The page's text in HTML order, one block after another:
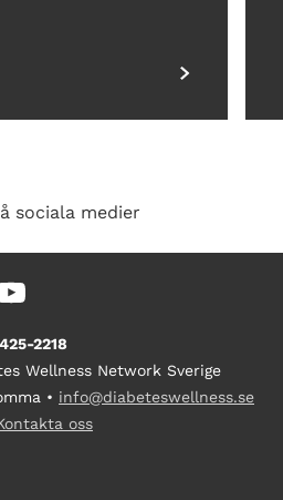
sociala medier
2218
Wellness Network Sverige
• info@diabeteswellness.se
oss